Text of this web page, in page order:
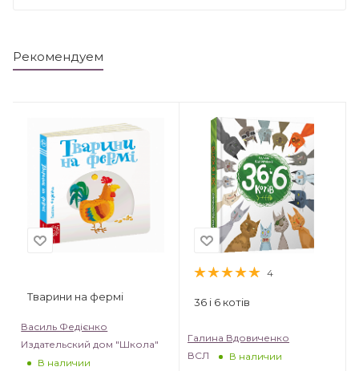
Рекомендуем
Тварини на фермі
Василь Федієнко
Издательский дом "Школа"
В наличии
4
36 і 6 котів
Галина Вдовиченко
ВСЛ
В наличии